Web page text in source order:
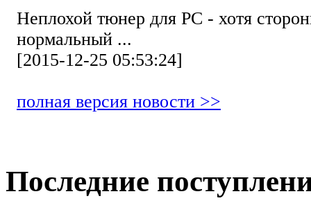
Неплохой тюнер для РС - хотя
нормальный ...
[2015-12-25 05:53:24]
полная версия новости >>
Последние